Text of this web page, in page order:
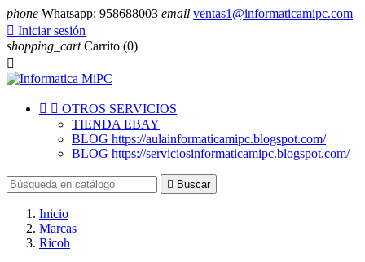
phone Whatsapp: 958688003 email ventas1@informaticamipc.com
 Iniciar sesión
shopping_cart Carrito (0)

  OTROS SERVICIOS
TIENDA EBAY
BLOG https://aulainformaticamipc.blogspot.com/
BLOG https://serviciosinformaticamipc.blogspot.com/
 Buscar
Inicio
Marcas
Ricoh